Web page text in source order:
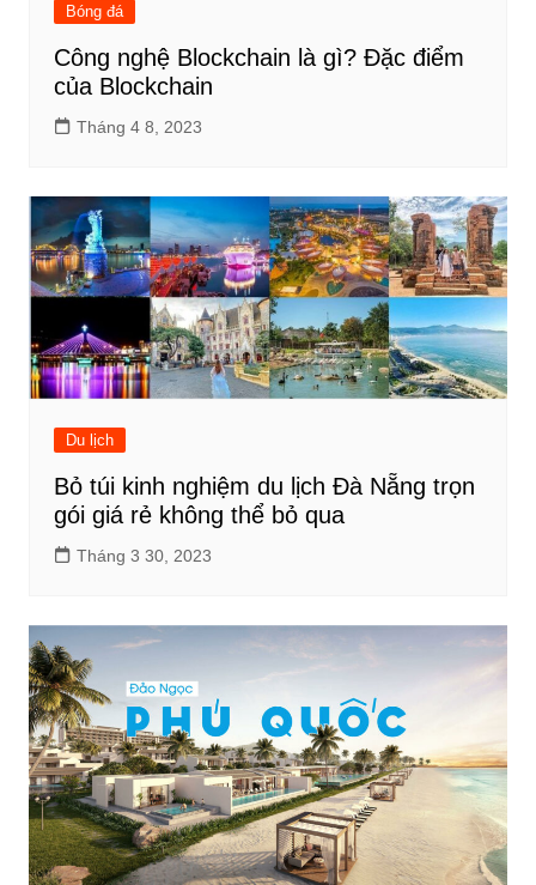
Bóng đá
Công nghệ Blockchain là gì? Đặc điểm
của Blockchain
Tháng 4 8, 2023
Du lịch
Bỏ túi kinh nghiệm du lịch Đà Nẵng trọn
gói giá rẻ không thể bỏ qua
Tháng 3 30, 2023